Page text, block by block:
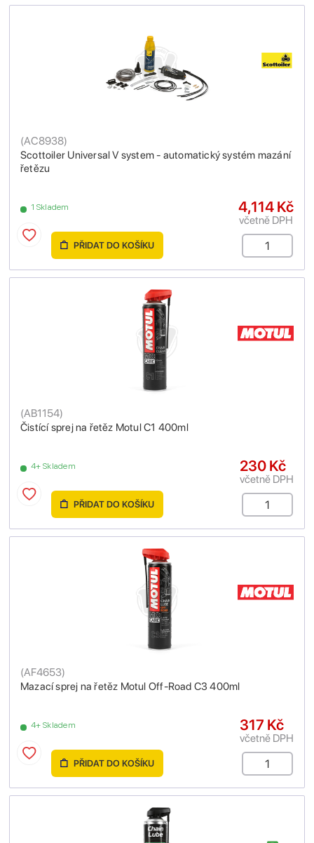
Scottoiler Universal V system - automatický systém mazání
řetězu
(AC8938)
1 Skladem 4,114 Kč
včetně DPH
PŘIDAT DO KOŠÍKU
Čistící sprej na řetěz Motul C1 400ml
(AB1154)
4+ Skladem 230 Kč
včetně DPH
PŘIDAT DO KOŠÍKU
Mazací sprej na řetěz Motul Off-Road C3 400ml
(AF4653)
4+ Skladem 317 Kč
včetně DPH
PŘIDAT DO KOŠÍKU